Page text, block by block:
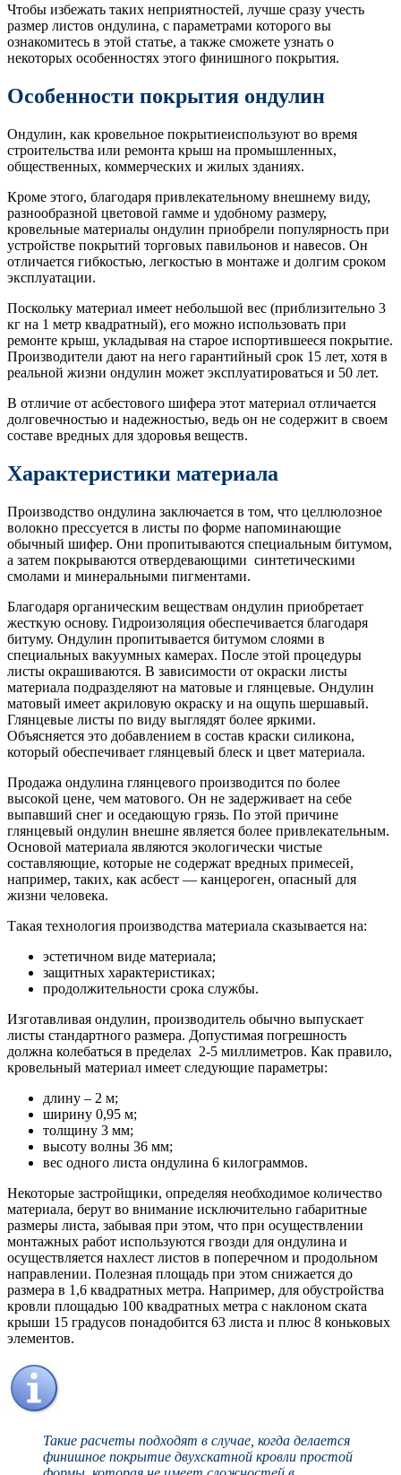
Чтобы избежать таких неприятностей, лучше сразу учесть
размер листов ондулина, с параметрами которого вы
ознакомитесь в этой статье, а также сможете узнать о
некоторых особенностях этого финишного покрытия.
Особенности покрытия ондулин
Ондулин, как кровельное покрытиеиспользуют во время
строительства или ремонта крыш на промышленных,
общественных, коммерческих и жилых зданиях.
Кроме этого, благодаря привлекательному внешнему виду,
разнообразной цветовой гамме и удобному размеру,
кровельные материалы ондулин приобрели популярность при
устройстве покрытий торговых павильонов и навесов. Он
отличается гибкостью, легкостью в монтаже и долгим сроком
эксплуатации.
Поскольку материал имеет небольшой вес (приблизительно 3
кг на 1 метр квадратный), его можно использовать при
ремонте крыш, укладывая на старое испортившееся покрытие.
Производители дают на него гарантийный срок 15 лет, хотя в
реальной жизни ондулин может эксплуатироваться и 50 лет.
В отличие от асбестового шифера этот материал отличается
долговечностью и надежностью, ведь он не содержит в своем
составе вредных для здоровья веществ.
Характеристики материала
Производство ондулина заключается в том, что целлюлозное
волокно прессуется в листы по форме напоминающие
обычный шифер. Они пропитываются специальным битумом,
а затем покрываются отвердевающими синтетическими
смолами и минеральными пигментами.
Благодаря органическим веществам ондулин приобретает
жесткую основу. Гидроизоляция обеспечивается благодаря
битуму. Ондулин пропитывается битумом слоями в
специальных вакуумных камерах. После этой процедуры
листы окрашиваются. В зависимости от окраски листы
материала подразделяют на матовые и глянцевые. Ондулин
матовый имеет акриловую окраску и на ощупь шершавый.
Глянцевые листы по виду выглядят более яркими.
Объясняется это добавлением в состав краски силикона,
который обеспечивает глянцевый блеск и цвет материала.
Продажа ондулина глянцевого производится по более
высокой цене, чем матового. Он не задерживает на себе
выпавший снег и оседающую грязь. По этой причине
глянцевый ондулин внешне является более привлекательным.
Основой материала являются экологически чистые
составляющие, которые не содержат вредных примесей,
например, таких, как асбест — канцероген, опасный для
жизни человека.
Такая технология производства материала сказывается на:
эстетичном виде материала;
защитных характеристиках;
продолжительности срока службы.
Изготавливая ондулин, производитель обычно выпускает
листы стандартного размера. Допустимая погрешность
должна колебаться в пределах 2-5 миллиметров. Как правило,
кровельный материал имеет следующие параметры:
длину – 2 м;
ширину 0,95 м;
толщину 3 мм;
высоту волны 36 мм;
вес одного листа ондулина 6 килограммов.
Некоторые застройщики, определяя необходимое количество
материала, берут во внимание исключительно габаритные
размеры листа, забывая при этом, что при осуществлении
монтажных работ используются гвозди для ондулина и
осуществляется нахлест листов в поперечном и продольном
направлении. Полезная площадь при этом снижается до
размера в 1,6 квадратных метра. Например, для обустройства
кровли площадью 100 квадратных метра с наклоном ската
крыши 15 градусов понадобится 63 листа и плюс 8 коньковых
элементов.
Такие расчеты подходят в случае, когда делается
финишное покрытие двухскатной кровли простой